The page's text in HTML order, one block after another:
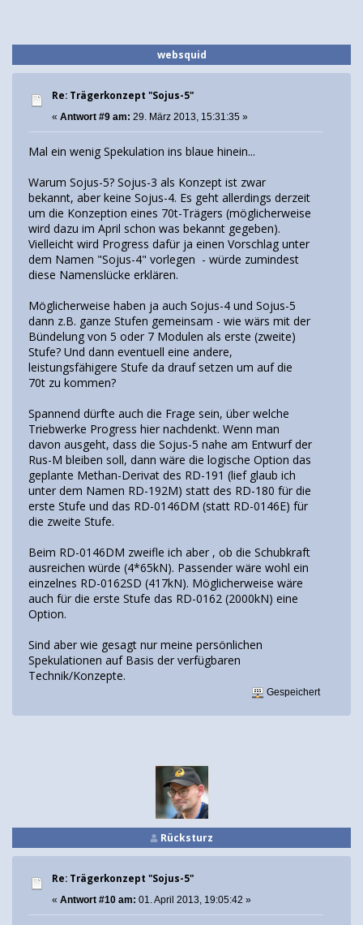
websquid
Re: Trägerkonzept "Sojus-5"
« Antwort #9 am: 29. März 2013, 15:31:35 »
Mal ein wenig Spekulation ins blaue hinein...
Warum Sojus-5? Sojus-3 als Konzept ist zwar
bekannt, aber keine Sojus-4. Es geht allerdings derzeit
um die Konzeption eines 70t-Trägers (möglicherweise
wird dazu im April schon was bekannt gegeben).
Vielleicht wird Progress dafür ja einen Vorschlag unter
dem Namen "Sojus-4" vorlegen - würde zumindest
diese Namenslücke erklären.
Möglicherweise haben ja auch Sojus-4 und Sojus-5
dann z.B. ganze Stufen gemeinsam - wie wärs mit der
Bündelung von 5 oder 7 Modulen als erste (zweite)
Stufe? Und dann eventuell eine andere,
leistungsfähigere Stufe da drauf setzen um auf die
70t zu kommen?
Spannend dürfte auch die Frage sein, über welche
Triebwerke Progress hier nachdenkt. Wenn man
davon ausgeht, dass die Sojus-5 nahe am Entwurf der
Rus-M bleiben soll, dann wäre die logische Option das
geplante Methan-Derivat des RD-191 (lief glaub ich
unter dem Namen RD-192M) statt des RD-180 für die
erste Stufe und das RD-0146DM (statt RD-0146E) für
die zweite Stufe.
Beim RD-0146DM zweifle ich aber , ob die Schubkraft
ausreichen würde (4*65kN). Passender wäre wohl ein
einzelnes RD-0162SD (417kN). Möglicherweise wäre
auch für die erste Stufe das RD-0162 (2000kN) eine
Option.
Sind aber wie gesagt nur meine persönlichen
Spekulationen auf Basis der verfügbaren
Technik/Konzepte.
Gespeichert
Rücksturz
Re: Trägerkonzept "Sojus-5"
« Antwort #10 am: 01. April 2013, 19:05:42 »